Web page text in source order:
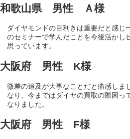
和歌山県 男性 Ａ様
ダイヤモンドの目利きは重要だと感じ
のセミナーで学んだことを今後活かし
思っています。
大阪府 男性 K様
微差の追及が大事なことだと痛感しま
なり、今まではダイヤの買取の際困っ
なりました。
大阪府 男性 F様